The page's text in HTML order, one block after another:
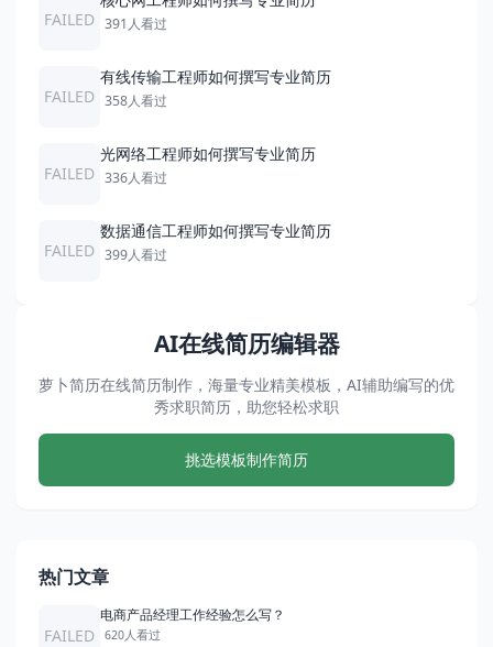
FAILED 391人看过
FAILED
有线传输工程师如何撰写专业简历
358人看过
FAILED
光网络工程师如何撰写专业简历
336人看过
FAILED
数据通信工程师如何撰写专业简历
399人看过
AI在线简历编辑器
萝卜简历在线简历制作，海量专业精美模板，AI辅助编写的优
秀求职简历，助您轻松求职
挑选模板制作简历
热门文章
FAILED
电商产品经理工作经验怎么写？
620人看过